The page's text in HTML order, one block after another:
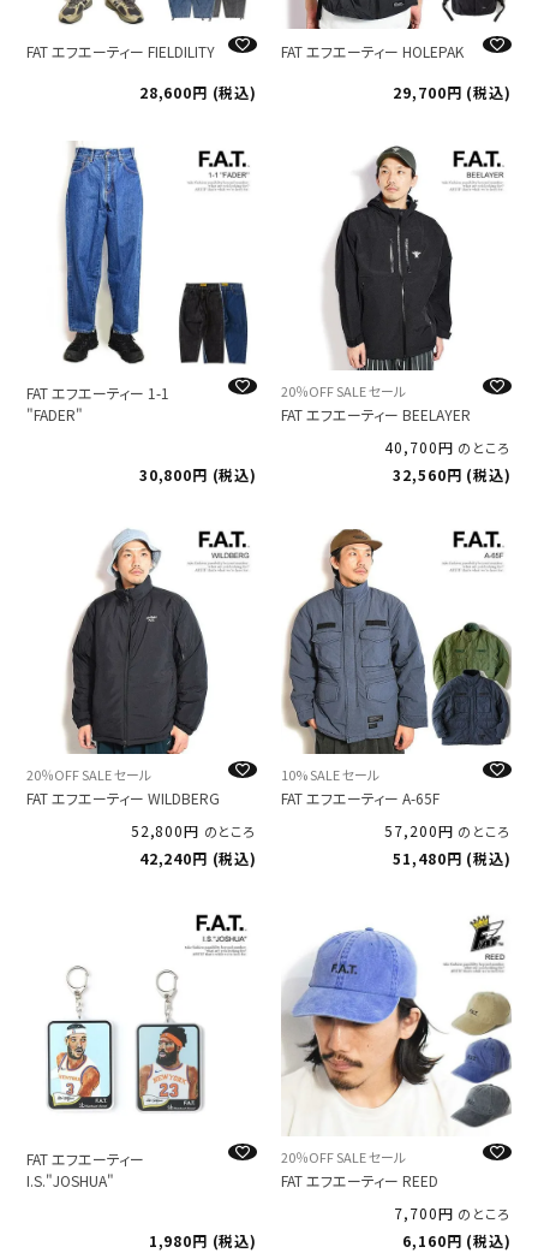
FAT エフエーティー FIELDILITY
28,600
税込
FAT エフエーティー HOLEPAK
29,700
税込
FAT エフエーティー 1-1
"FADER"
30,800 税込
20％OFF SALE セール
FAT エフエーティー BEELAYER
40,700
のところ
32,560 税込
20％OFF SALE セール
FAT エフエーティー WILDBERG
52,800
のところ
42,240 税込
10% SALE セール
FAT エフエーティー A-65F
57,200
のところ
51,480 税込
FAT エフエーティー
I.S."JOSHUA"
1,980 税込
20％OFF SALE セール
FAT エフエーティー REED
7,700
のところ
6,160 税込